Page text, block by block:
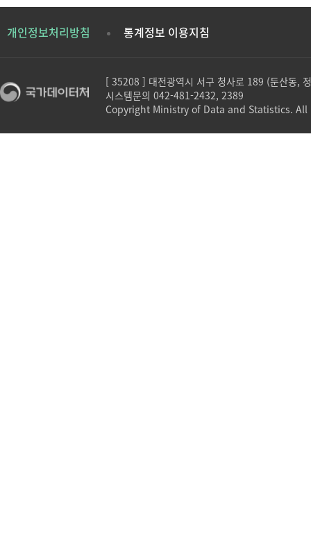
개인정보처리방침 통계정보 이용지침
[ 35208 ] 대전광역시 서구 청사로 189 (둔산동,
시스템문의 042-481-2432, 2389
Copyright Ministry of Data and Statistics.